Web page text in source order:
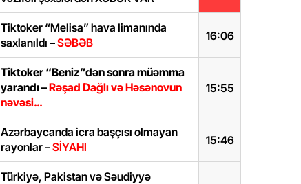
16:06
Tiktoker “Melisa” hava limanında
saxlanıldı –SƏBƏB
15:55
Tiktoker “Beniz”dən sonra müəmma
yarandı –Rəşad Dağlı və Həsənovun
nəvəsi…
15:46
Azərbaycanda icra başçısı olmayan
rayonlar –SİYAHI
Türkiyə, Pakistan və Səudiyyə